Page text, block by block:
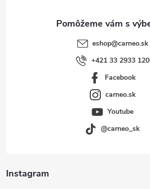
Instagram
eshop@carneo.sk
+421 33 2933 120
Facebook
carneo.sk
Youtube
@carneo_sk